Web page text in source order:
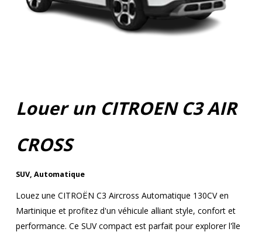
Louer un CITROEN C3 AIR
CROSS
SUV, Automatique
Louez une CITROËN C3 Aircross Automatique 130CV en
Martinique et profitez d'un véhicule alliant style, confort et
performance. Ce SUV compact est parfait pour explorer l'île